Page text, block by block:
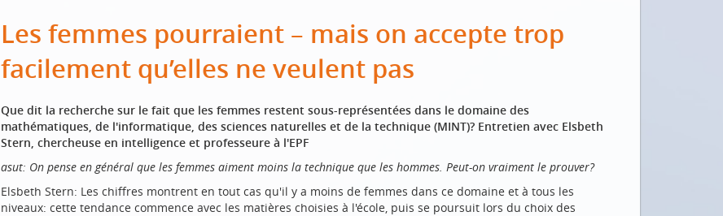
Les femmes pourraient – mais on accepte trop
facilement qu’elles ne veulent pas
Que dit la recherche sur le fait que les femmes restent sous-représentées dans le domaine des
mathématiques, de l'informatique, des sciences naturelles et de la technique (MINT)? Entretien avec Elsbeth
Stern, chercheuse en intelligence et professeure à l'EPF
asut: On pense en général que les femmes aiment moins la technique que les hommes. Peut-on vraiment le prouver?
Elsbeth Stern: Les chiffres montrent en tout cas qu'il y a moins de femmes dans ce domaine et à tous les
niveaux: cette tendance commence avec les matières choisies à l'école, puis se poursuit lors du choix des